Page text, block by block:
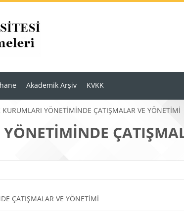
Akademik Arşiv KVKK
KURUMLARI YÖNETİMİNDE ÇATIŞMALAR VE YÖNETİMİ
ÇATIŞMALAR VE YÖNETİMİ